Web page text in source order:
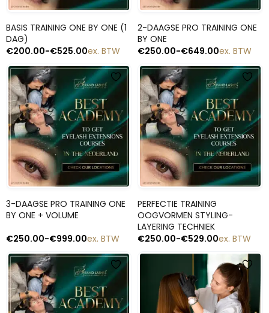
BASIS TRAINING ONE BY ONE (1
DAG)
€200.00-€525.00ex. BTW
2-DAAGSE PRO TRAINING ONE
BY ONE
€250.00-€649.00ex. BTW
3-DAAGSE PRO TRAINING ONE
BY ONE + VOLUME
€250.00-€999.00ex. BTW
PERFECTIE TRAINING
OOGVORMEN STYLING-
LAYERING TECHNIEK
€250.00-€529.00ex. BTW